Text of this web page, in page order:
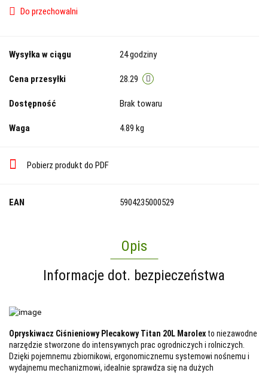
Do przechowalni
Wysyłka w ciągu 24 godziny
Cena przesyłki 28.29
Dostępność Brak towaru
Waga 4.89 kg
Pobierz produkt do PDF
EAN 5904235000529
Opis
Informacje dot. bezpieczeństwa
Opryskiwacz Ciśnieniowy Plecakowy Titan 20L Marolex to niezawodne
narzędzie stworzone do intensywnych prac ogrodniczych i rolniczych.
Dzięki pojemnemu zbiornikowi, ergonomicznemu systemowi nośnemu i
wydajnemu mechanizmowi, idealnie sprawdza się na dużych